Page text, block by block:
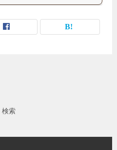
検索